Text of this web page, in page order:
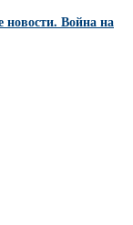
новости. Война на